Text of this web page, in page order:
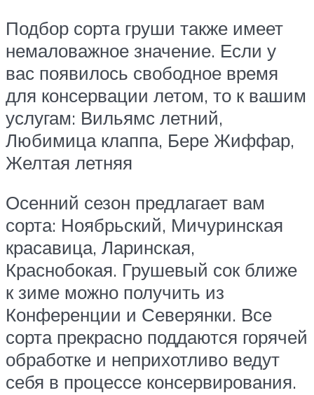
Подбор сорта груши также имеет
немаловажное значение. Если у
вас появилось свободное время
для консервации летом, то к вашим
услугам: Вильямс летний,
Любимица клаппа, Бере Жиффар,
Желтая летняя
Осенний сезон предлагает вам
сорта: Ноябрьский, Мичуринская
красавица, Ларинская,
Краснобокая. Грушевый сок ближе
к зиме можно получить из
Конференции и Северянки. Все
сорта прекрасно поддаются горячей
обработке и неприхотливо ведут
себя в процессе консервирования.